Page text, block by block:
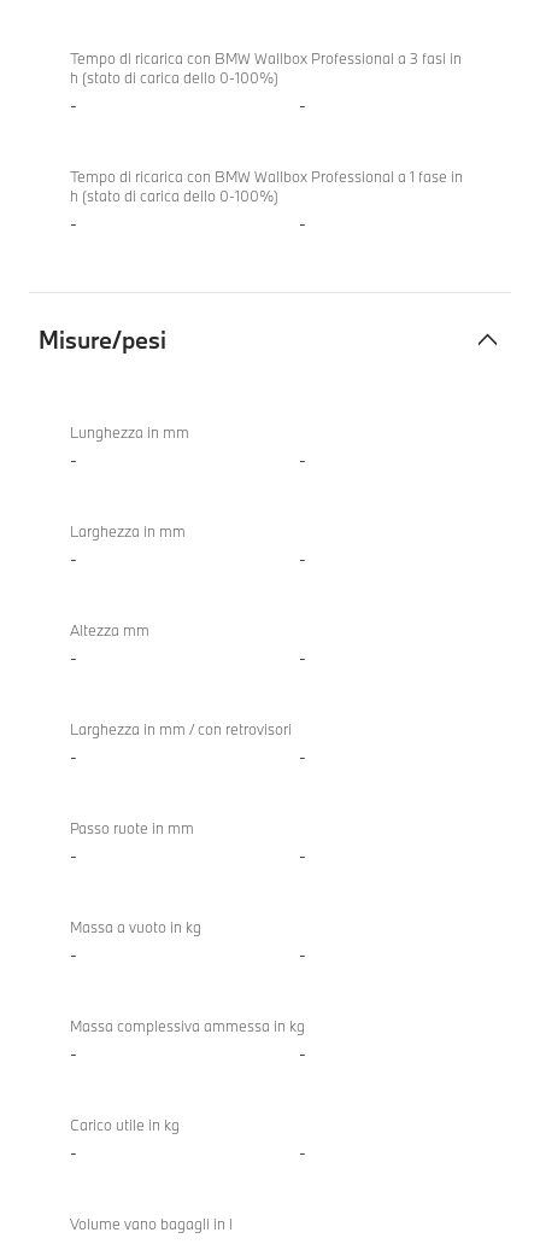
Tempo di ricarica con BMW Wallbox Professional a 3 fasi in
h (stato di carica dello 0-100%)
- -
Tempo di ricarica con BMW Wallbox Professional a 1 fase in
h (stato di carica dello 0-100%)
- -
Misure/pesi
Lunghezza in mm
- -
Larghezza in mm
- -
Altezza mm
- -
Larghezza in mm / con retrovisori
- -
Passo ruote in mm
- -
Massa a vuoto in kg
- -
Massa complessiva ammessa in kg
- -
Carico utile in kg
- -
Volume vano bagagli in l